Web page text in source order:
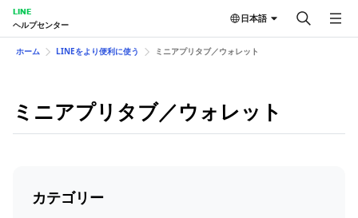
LINE
ヘルプセンター
日本語
ホーム LINEをより便利に使う ミニアプリタブ／ウォレット
ミニアプリタブ／ウォレット
カテゴリー